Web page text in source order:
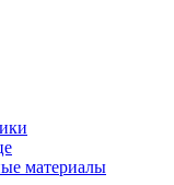
материалы